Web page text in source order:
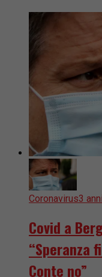
Coronavirus3
Covid a
“Speranza
Conte no”